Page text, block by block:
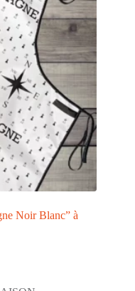
Noir Blanc” à